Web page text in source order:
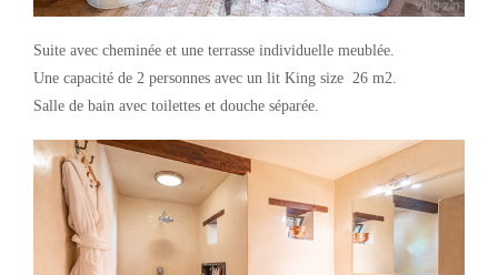
Suite avec cheminée et une terrasse individuelle meublée.
Une capacité de 2 personnes avec un lit King size 26 m2.
Salle de bain avec toilettes et douche séparée.